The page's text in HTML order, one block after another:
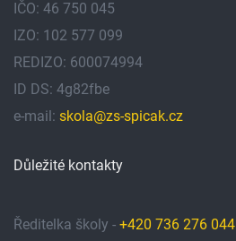
IČO: 46 750 045
IZO: 102 577 099
REDIZO: 600074994
ID DS: 4g82fbe
e-mail: skola@zs-spicak.cz
Důležité kontakty
Ředitelka školy - +420 736 276 044